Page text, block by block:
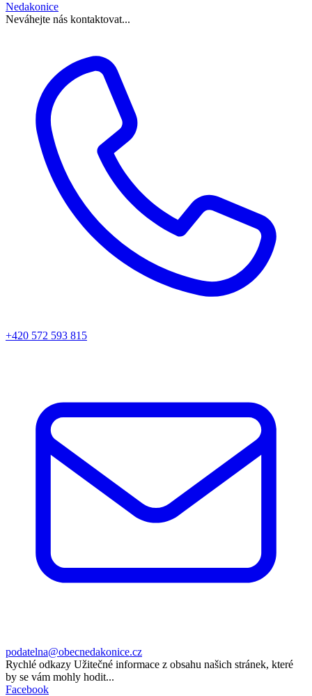
Nedakonice
Neváhejte nás kontaktovat...
+420 572 593 815
podatelna@obecnedakonice.cz
Rychlé odkazy Užitečné informace z obsahu našich stránek, které
by se vám mohly hodit...
Facebook